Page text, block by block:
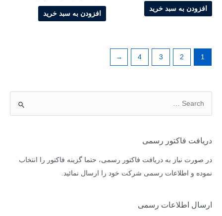
دریافت فاکتور رسمی
در صورت نیاز به دریافت فاکتور رسمی، حتما گزینه فاکتور را انتخاب
نموده و اطلاعات رسمی شرکت خود را ارسال نمائید.
ارسال اطلاعات رسمی
افزودن به سبد خرید
افزودن به سبد خرید
1
2
3
4
←